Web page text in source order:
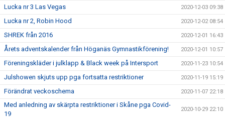
Lucka nr 3 Las Vegas 2020-12-03 09:38
Lucka nr 2, Robin Hood 2020-12-02 08:54
SHREK från 2016 2020-12-01 16:43
Årets adventskalender från Höganäs Gymnastikförening! 2020-12-01 10:57
Föreningskläder i julklapp & Black week på Intersport 2020-11-23 10:54
Julshowen skjuts upp pga fortsatta restriktioner 2020-11-19 15:19
Förändrat veckoschema 2020-11-07 22:18
Med anledning av skärpta restriktioner i Skåne pga Covid-
19
2020-10-29 22:10